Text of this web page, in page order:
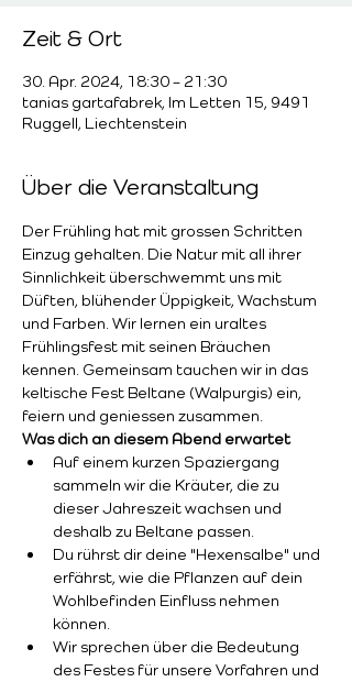
Zeit & Ort
30. Apr. 2024, 18:30 – 21:30
tanias gartafabrek, Im Letten 15, 9491
Ruggell, Liechtenstein
Über die Veranstaltung
Der Frühling hat mit grossen Schritten
Einzug gehalten. Die Natur mit all ihrer
Sinnlichkeit überschwemmt uns mit
Düften, blühender Üppigkeit, Wachstum
und Farben. Wir lernen ein uraltes
Frühlingsfest mit seinen Bräuchen
kennen. Gemeinsam tauchen wir in das
keltische Fest Beltane (Walpurgis) ein,
feiern und geniessen zusammen.
Was dich an diesem Abend erwartet
Auf einem kurzen Spaziergang
sammeln wir die Kräuter, die zu
dieser Jahreszeit wachsen und
deshalb zu Beltane passen.
Du rührst dir deine "Hexensalbe" und
erfährst, wie die Pflanzen auf dein
Wohlbefinden Einfluss nehmen
können.
Wir sprechen über die Bedeutung
des Festes für unsere Vorfahren und